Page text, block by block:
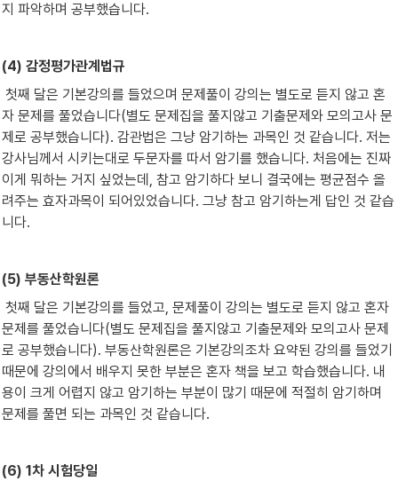
지 파악하며 공부했습니다.
(4) 감정평가관계법규
자 문제를 풀었습니다(별도 문제집을 풀지않고 기출문제와 모의고사 문
제로 공부했습니다). 감관법은 그냥 암기하는 과목인 것 같습니다. 저는
강사님께서 시키는대로 두문자를 따서 암기를 했습니다. 처음에는 진짜
이게 뭐하는 거지 싶었는데, 참고 암기하다 보니 결국에는 평균점수 올
려주는 효자과목이 되어있었습니다. 그냥 참고 암기하는게 답인 것 같습
니다.
(5) 부동산학원론
문제를 풀었습니다(별도 문제집을 풀지않고 기출문제와 모의고사 문제
로 공부했습니다). 부동산학원론은 기본강의조차 요약된 강의를 들었기
때문에 강의에서 배우지 못한 부분은 혼자 책을 보고 학습했습니다. 내
용이 크게 어렵지 않고 암기하는 부분이 많기 때문에 적절히 암기하며
문제를 풀면 되는 과목인 것 같습니다.
(6) 1차 시험당일